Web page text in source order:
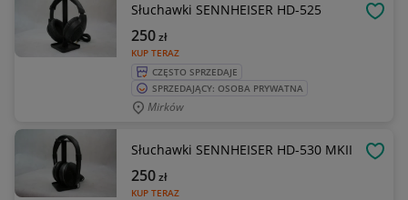
Słuchawki SENNHEISER HD-525
KUP TERAZ
250zł
CZĘSTO SPRZEDAJE
SPRZEDAJĄCY: OSOBA PRYWATNA
Mirków
Słuchawki SENNHEISER HD-530 MKII
KUP TERAZ
250zł